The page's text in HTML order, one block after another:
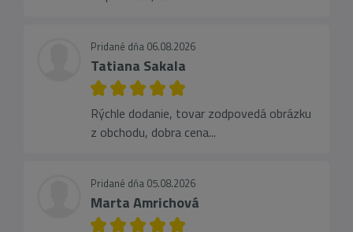
Pridané dňa 06.08.2026
Tatiana Sakala
Rýchle dodanie, tovar zodpovedá obrázku
z obchodu, dobra cena...
Pridané dňa 05.08.2026
Marta Amrichová